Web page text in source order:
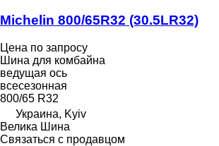
Michelin 800/65R32 (30.5LR32)
Цена по запросу
Шина для комбайна
ведущая ось
всесезонная
800/65 R32
Украина, Kyiv
Велика Шина
Связаться с продавцом